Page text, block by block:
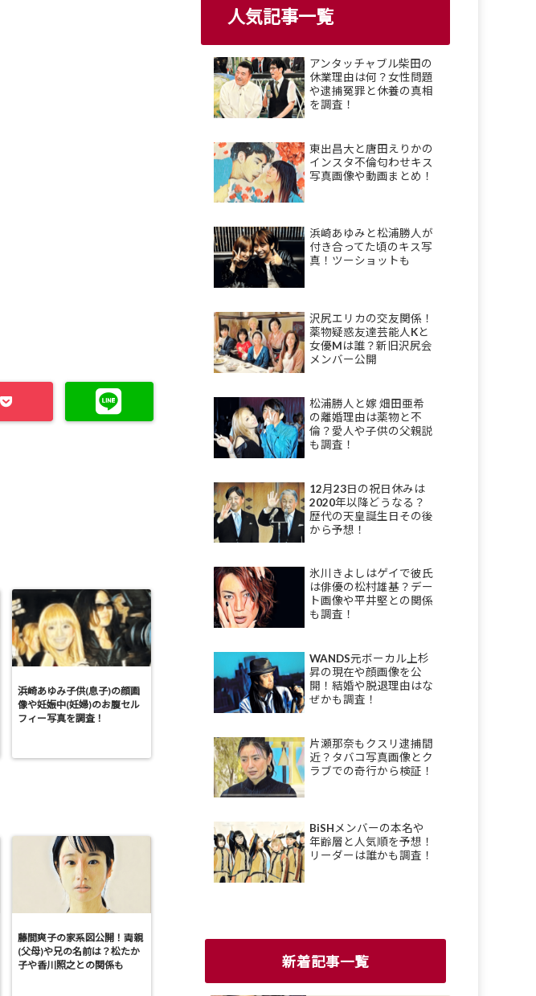
浜崎あゆみ子供(息子)の顔画
像や妊娠中(妊婦)のお腹セル
フィー写真を調査！
藤間爽子の家系図公開！両親
(父母)や兄の名前は？松たか
子や香川照之との関係も
人気記事一覧
アンタッチャブル柴田の
休業理由は何？女性問題
や逮捕冤罪と休養の真相
を調査！
東出昌大と唐田えりかの
インスタ不倫匂わせキス
写真画像や動画まとめ！
浜崎あゆみと松浦勝人が
付き合ってた頃のキス写
真！ツーショットも
沢尻エリカの交友関係！
薬物疑惑友達芸能人Kと
女優Mは誰？新旧沢尻会
メンバー公開
松浦勝人と嫁 畑田亜希
の離婚理由は薬物と不
倫？愛人や子供の父親説
も調査！
12月23日の祝日休みは
2020年以降どうなる？
歴代の天皇誕生日その後
から予想！
氷川きよしはゲイで彼氏
は俳優の松村雄基？デー
ト画像や平井堅との関係
も調査！
WANDS元ボーカル上杉
昇の現在や顔画像を公
開！結婚や脱退理由はな
ぜかも調査！
片瀬那奈もクスリ逮捕間
近？タバコ写真画像とク
ラブでの奇行から検証！
BiSHメンバーの本名や
年齢層と人気順を予想！
リーダーは誰かも調査！
新着記事一覧